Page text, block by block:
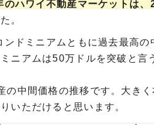
のハワイ不動産マーケットは
。
ドミニアムともに過去最高
ニアムは50万ドルを突破と言
の中間価格の推移です。大き
いただけると思います。